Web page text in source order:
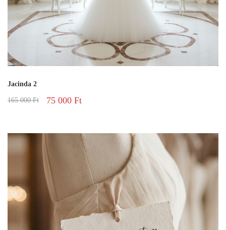
Jacinda 2
165 000Ft 75 000 Ft